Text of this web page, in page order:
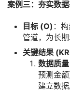
案例三：夯实数
目标 (O) ：
管道，为长期
关键结果
数据质量
预测金
建立数